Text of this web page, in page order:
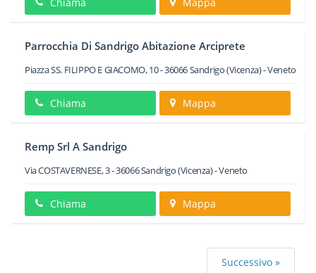
Parrocchia Di Sandrigo Abitazione Arciprete
Piazza SS. FILIPPO E GIACOMO, 10-36066Sandrigo(Vicenza) -Veneto
Chiama Mappa
Remp Srl A Sandrigo
Via COSTAVERNESE, 3-36066Sandrigo(Vicenza) -Veneto
Chiama Mappa
Successivo »